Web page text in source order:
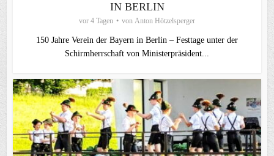
IN BERLIN
vor 4 Tagen von Anton Hötzelsperger
150 Jahre Verein der Bayern in Berlin – Festtage unter der
Schirmherrschaft von Ministerpräsident...